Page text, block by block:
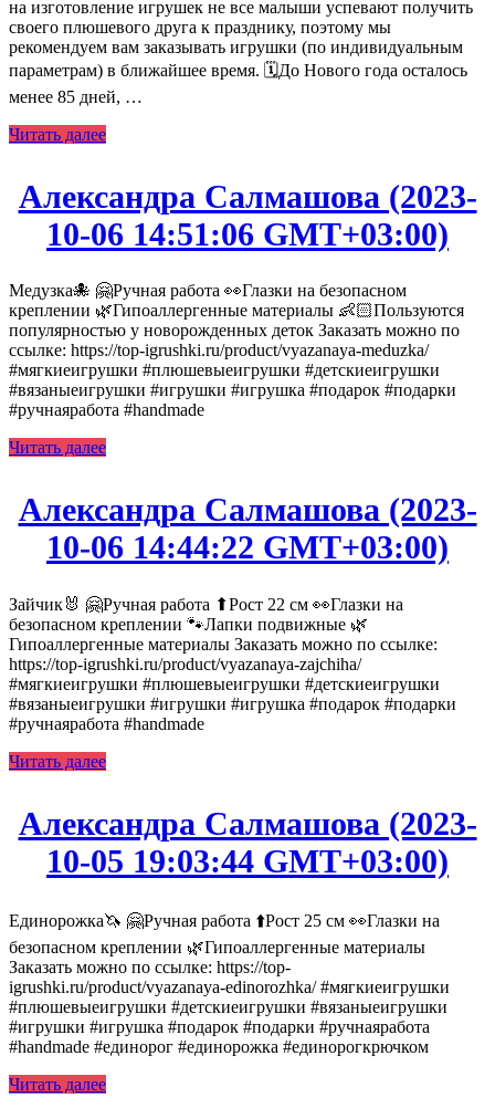
на изготовление игрушек не все малыши успевают получить
своего плюшевого друга к празднику, поэтому мы
рекомендуем вам заказывать игрушки (по индивидуальным
параметрам) в ближайшее время. 🗓️До Нового года осталось
менее 85 дней, …
Читать далее
Александра Салмашова (2023-
10-06 14:51:06 GMT+03:00)
Медузка🐙 🤗Ручная работа 👀Глазки на безопасном
креплении 🌿Гипоаллергенные материалы 👶🏻Пользуются
популярностью у новорожденных деток Заказать можно по
ссылке: https://top-igrushki.ru/product/vyazanaya-meduzka/
#мягкиеигрушки #плюшевыеигрушки #детскиеигрушки
#вязаныеигрушки #игрушки #игрушка #подарок #подарки
#ручнаяработа #handmade
Читать далее
Александра Салмашова (2023-
10-06 14:44:22 GMT+03:00)
Зайчик🐰 🤗Ручная работа ⬆Рост 22 см 👀Глазки на
безопасном креплении 🐾Лапки подвижные 🌿
Гипоаллергенные материалы Заказать можно по ссылке:
https://top-igrushki.ru/product/vyazanaya-zajchiha/
#мягкиеигрушки #плюшевыеигрушки #детскиеигрушки
#вязаныеигрушки #игрушки #игрушка #подарок #подарки
#ручнаяработа #handmade
Читать далее
Александра Салмашова (2023-
10-05 19:03:44 GMT+03:00)
Единорожка🦄 🤗Ручная работа ⬆️Рост 25 см 👀Глазки на
безопасном креплении 🌿Гипоаллергенные материалы
Заказать можно по ссылке: https://top-
igrushki.ru/product/vyazanaya-edinorozhka/ #мягкиеигрушки
#плюшевыеигрушки #детскиеигрушки #вязаныеигрушки
#игрушки #игрушка #подарок #подарки #ручнаяработа
#handmade #единорог #единорожка #единорогкрючком
Читать далее